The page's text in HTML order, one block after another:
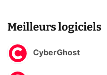
Meilleurs logiciels
CyberGhost